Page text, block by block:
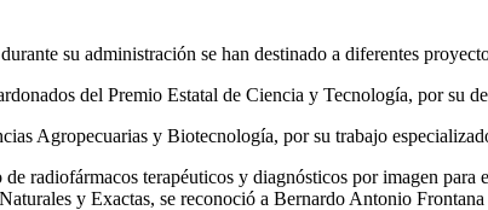
su administración se han destinado a diferentes
del Premio Estatal de Ciencia y Tecnología, por su
Agropecuarias y Biotecnología, por su trabajo
radiofármacos terapéuticos y diagnósticos por imagen
y Exactas, se reconoció a Bernardo Antonio